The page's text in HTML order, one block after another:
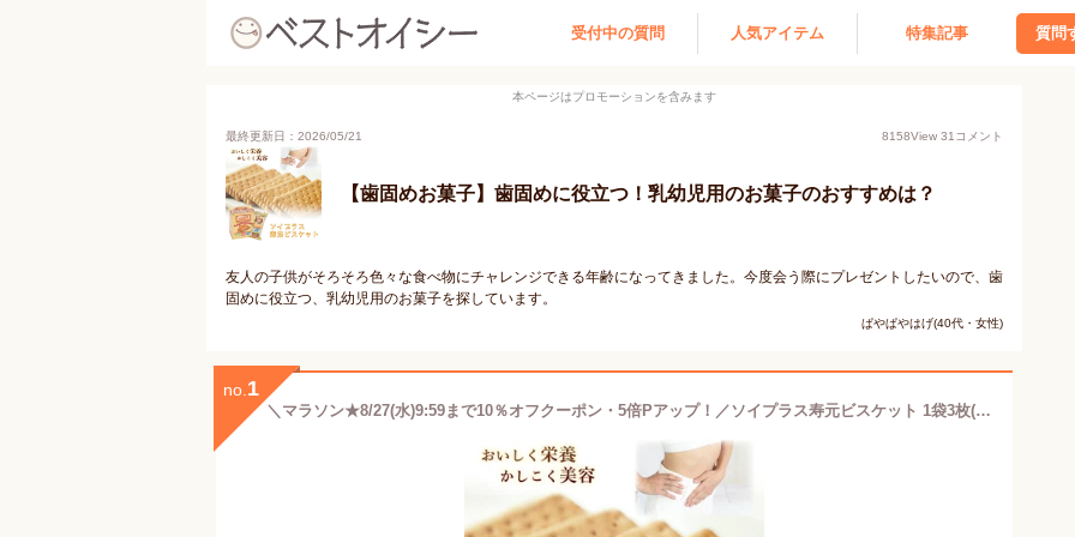
受付中の質問 人気アイテム 特集記事 質問
本ページはプロモーションを含みます
最終更新日：2026/05/21 8158View 31 コメント
【歯固めお菓子】歯固めに役立つ！乳幼児用のお菓子のおすすめは？
友人の子供がそろそろ色々な食べ物にチャレンジできる年齢になってきました。今度会う際にプレゼントしたいので、歯
固めに役立つ、乳幼児用のお菓子を探しています。
ぱやぱやはげ(40代・女性)
no. 1
＼マラソン★8/27(水)9:59まで10％オフクーポン・5倍Pアップ！／ソイプラス寿元ビスケット 1袋3枚(約40g)×6袋 無添加 お菓子 寒天 おから ひじき 白ゴマ 昆布 黒大豆抽出エキス 大豆 クッキー 非常食 国産 置き換え ダイエット 食物繊維 赤ちゃん 歯固め 防災グッズ